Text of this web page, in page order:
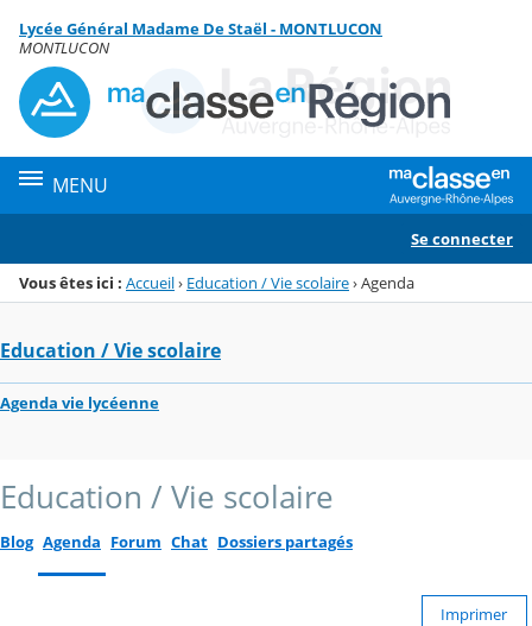
Menu de la rubrique
Contenu
Lycée Général Madame De Staël - MONTLUCON
MONTLUCON
MENU
Se connecter
Vous êtes ici : Accueil› Education / Vie scolaire›Agenda
Education / Vie scolaire
Agenda vie lycéenne
Education / Vie scolaire
Blog Agenda Forum Chat Dossiers partagés
Imprimer